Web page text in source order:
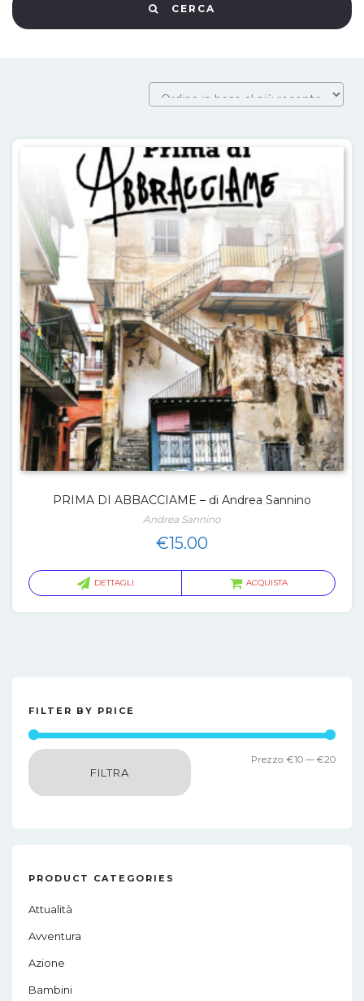
CERCA
PRIMA DI ABBACCIAME – di Andrea Sannino
Andrea Sannino
€15.00
DETTAGLI ACQUISTA
FILTER BY PRICE
FILTRA
Prezzo: €10 —€20
PRODUCT CATEGORIES
Attualità
Avventura
Azione
Bambini